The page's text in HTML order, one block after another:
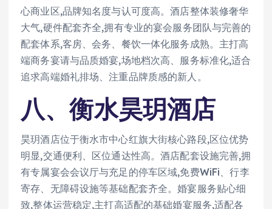
心商业区,品牌知名度与认可度高。酒店整体装修奢华
大气,硬件配套齐全,拥有专业的宴会服务团队与完善的
配套体系,客房、会务、餐饮一体化服务成熟。主打高
端商务宴请与品质婚宴,场地档次高、服务标准化,适合
追求高端婚礼排场、注重品牌质感的新人。
八、衡水昊玥酒店
昊玥酒店位于衡水市中心红旗大街核心路段,区位优势
明显,交通便利、区位通达性高。酒店配套设施完善,拥
有专属宴会会议厅与充足的停车区域,免费WiFi、行李
寄存、无障碍设施等基础配套齐全。婚宴服务贴心细
致,整体运营稳定,主打高适配的基础婚宴服务,适配各